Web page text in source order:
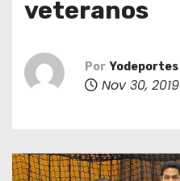
veteranos
Por Yodeportes
Nov 30, 2019